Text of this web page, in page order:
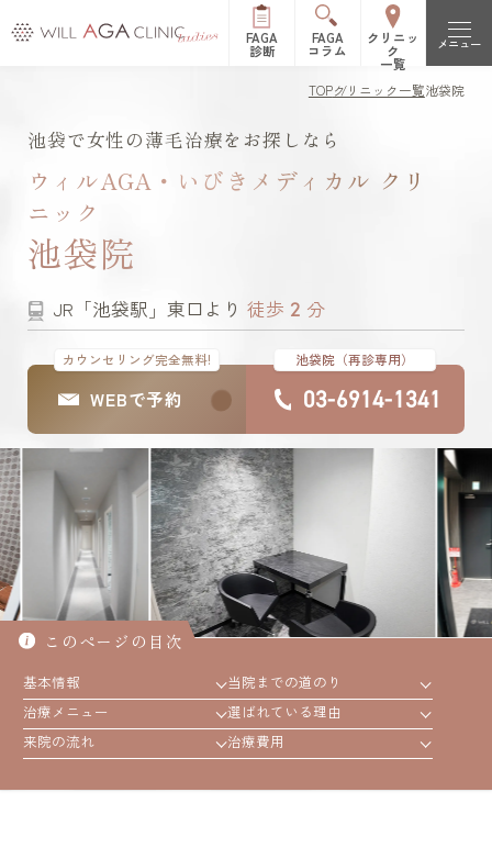
FAGA
診断
FAGA
コラム
クリニッ
ク
一覧
メニュー
FPHLとは（女性の薄毛）
LHDV頭皮注入治療
白髪治療
リジュビナートリファ
イン療法
円形脱毛症治療 オルミエント治療薬®
ステロイド局所注射
改善症例
料金表
クリニック一覧
表参道院 銀座院
立川院 町田院
横浜院 大宮院
千葉院 札幌院
仙台院 京都院
名古屋院 大阪梅田院
年代別お悩みガイド
FAGAコラム
FAGAセルフチェック診断
治療の流れ
ドクター紹介
TOPクリニック一覧池袋院
池袋で女性の薄毛治療をお探しなら
ウィルAGA・いびきメディカル クリ
ニック
池袋院
JR「池袋駅」東口より 徒歩 2 分
カウンセリング完全無料!
WEBで予約
池袋院（再診専用）
03-6914-1341
このページの目次
基本情報
当院までの道のり
治療メニュー
選ばれている理由
来院の流れ
治療費用